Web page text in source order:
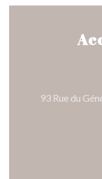
93 Rue du